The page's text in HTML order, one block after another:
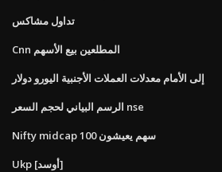
تداول مشاكس
Cnn المطلعين بيع الأسهم
إلى الأمام معدلات العملات الأجنبية اليورو دولار
الرسم البياني لحجم السعر nse
Nifty midcap 100 سهم يعيشون
Ukp [أوسد]